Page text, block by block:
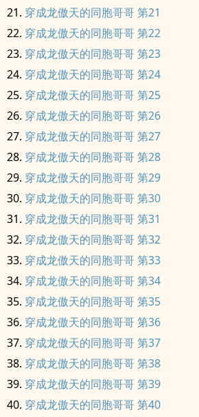
穿成龙傲天的同胞哥哥 第21
穿成龙傲天的同胞哥哥 第22
穿成龙傲天的同胞哥哥 第23
穿成龙傲天的同胞哥哥 第24
穿成龙傲天的同胞哥哥 第25
穿成龙傲天的同胞哥哥 第26
穿成龙傲天的同胞哥哥 第27
穿成龙傲天的同胞哥哥 第28
穿成龙傲天的同胞哥哥 第29
穿成龙傲天的同胞哥哥 第30
穿成龙傲天的同胞哥哥 第31
穿成龙傲天的同胞哥哥 第32
穿成龙傲天的同胞哥哥 第33
穿成龙傲天的同胞哥哥 第34
穿成龙傲天的同胞哥哥 第35
穿成龙傲天的同胞哥哥 第36
穿成龙傲天的同胞哥哥 第37
穿成龙傲天的同胞哥哥 第38
穿成龙傲天的同胞哥哥 第39
穿成龙傲天的同胞哥哥 第40